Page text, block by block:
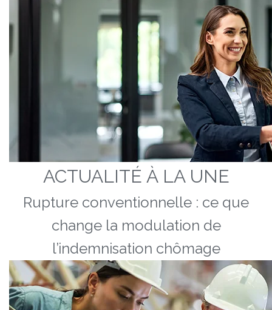
ACTUALITÉ À LA UNE
Rupture conventionnelle : ce que
change la modulation de
l’indemnisation chômage